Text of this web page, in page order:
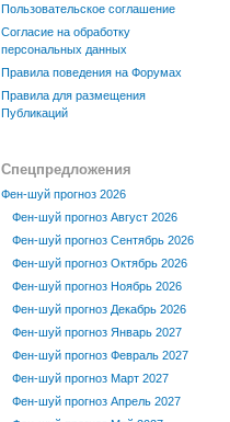
Пользовательское соглашение
Согласие на обработку
персональных данных
Правила поведения на Форумах
Правила для размещения
Публикаций
Спецпредложения
Фен-шуй прогноз 2026
Фен-шуй прогноз Август 2026
Фен-шуй прогноз Сентябрь 2026
Фен-шуй прогноз Октябрь 2026
Фен-шуй прогноз Ноябрь 2026
Фен-шуй прогноз Декабрь 2026
Фен-шуй прогноз Январь 2027
Фен-шуй прогноз Февраль 2027
Фен-шуй прогноз Март 2027
Фен-шуй прогноз Апрель 2027